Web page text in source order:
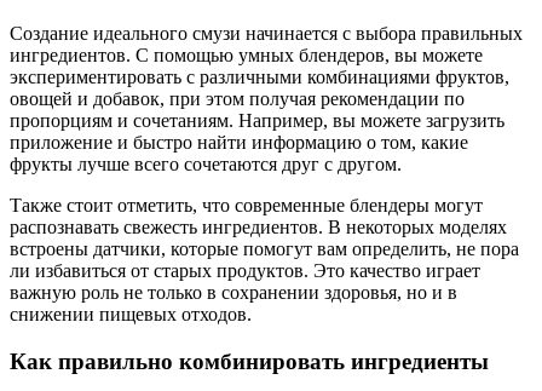
Создание идеального смузи начинается с выбора правильных
ингредиентов. С помощью умных блендеров, вы можете
экспериментировать с различными комбинациями фруктов,
овощей и добавок, при этом получая рекомендации по
пропорциям и сочетаниям. Например, вы можете загрузить
приложение и быстро найти информацию о том, какие
фрукты лучше всего сочетаются друг с другом.
Также стоит отметить, что современные блендеры могут
распознавать свежесть ингредиентов. В некоторых моделях
встроены датчики, которые помогут вам определить, не пора
ли избавиться от старых продуктов. Это качество играет
важную роль не только в сохранении здоровья, но и в
снижении пищевых отходов.
Как правильно комбинировать ингредиенты